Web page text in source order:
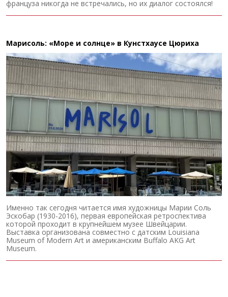
француза никогда не встречались, но их диалог состоялся!
Марисоль: «Море и солнце» в Кунстхаусе Цюриха
Именно так сегодня читается имя художницы Марии Соль
Эскобар (1930-2016), первая европейская ретроспектива
которой проходит в крупнейшем музее Швейцарии.
Выставка организована совместно с датским Louisiana
Museum of Modern Art и американским Buffalo AKG Art
Museum.